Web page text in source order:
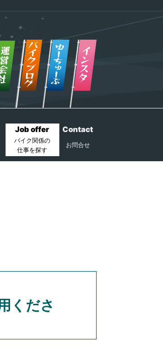
Job offer
バイク関係の
仕事を探す
Contact
お問合せ
くださ